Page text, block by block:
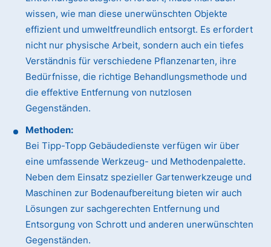
wissen, wie man diese unerwünschten Objekte
effizient und umweltfreundlich entsorgt. Es erfordert
nicht nur physische Arbeit, sondern auch ein tiefes
Verständnis für verschiedene Pflanzenarten, ihre
Bedürfnisse, die richtige Behandlungsmethode und
die effektive Entfernung von nutzlosen
Gegenständen.
Methoden:
Bei Tipp-Topp Gebäudedienste verfügen wir über
eine umfassende Werkzeug- und Methodenpalette.
Neben dem Einsatz spezieller Gartenwerkzeuge und
Maschinen zur Bodenaufbereitung bieten wir auch
Lösungen zur sachgerechten Entfernung und
Entsorgung von Schrott und anderen unerwünschten
Gegenständen.